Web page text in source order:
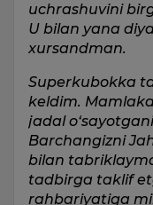
uchrashuvini
U bilan yana
xursandman.
Superkubokka
keldim.
jadal
Barchangizni
bilan
tadbirga taklif
rahbariyatiga